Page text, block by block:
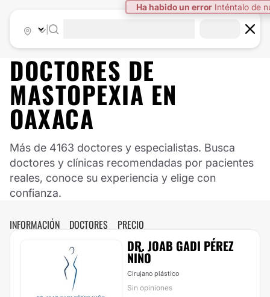
Ha habido un error Inténtalo de
DOCTORES DE
MASTOPEXIA EN
OAXACA
Más de 4163 doctores y especialistas. Busca
doctores y clínicas recomendadas por pacientes
reales, conoce su experiencia y elige con
confianza.
INFORMACIÓN DOCTORES PRECIO
DR. JOAB GADI PÉREZ
NIÑO
Cirujano plástico
Sin opiniones